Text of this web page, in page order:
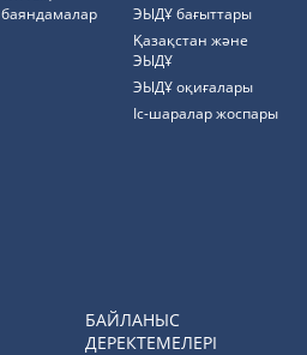
баяндамалар
ЭЫДҰ бағыттары
Қазақстан және
ЭЫДҰ
ЭЫДҰ оқиғалары
Іс-шаралар жоспары
БАЙЛАНЫС
ДЕРЕКТЕМЕЛЕРІ